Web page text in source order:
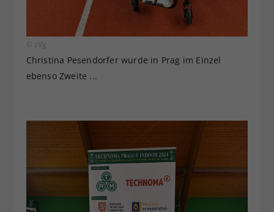
© zVg
Christina Pesendorfer wurde in Prag im Einzel
ebenso Zweite ...